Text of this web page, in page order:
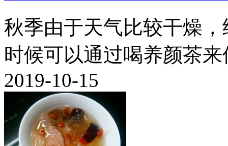
秋季由于天气比较干燥
时候可以通过喝养颜茶
2019-10-15